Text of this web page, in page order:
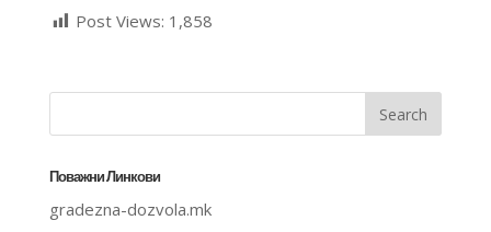
Post Views: 1,858
Поважни Линкови
gradezna-dozvola.mk